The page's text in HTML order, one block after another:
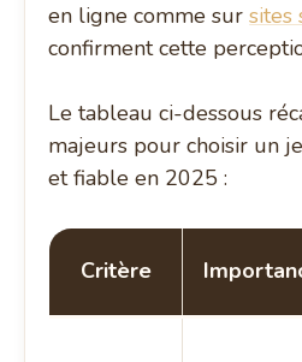
en ligne comme sursites
confirment cette
Le tableau ci-dessous
majeurs pour choisir un
et fiable en 2025 :
Critère